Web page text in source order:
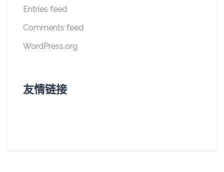
Entries feed
Comments feed
WordPress.org
友情链接